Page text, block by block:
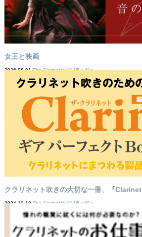
女王と映画
2026-08-01The Clarinet号の記事一覧へ
クラリネット吹きの大切な一冊、『Clarinet
2024-10-18 The Clarinet号の記事一覧へ